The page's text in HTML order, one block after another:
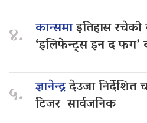
४. कान्समाइतिहास रचेको
‘इलिफेन्ट्स इन द फग’
५. ज्ञानेन्द्रदेउजा निर्देशित
टिजर सार्वजनिक